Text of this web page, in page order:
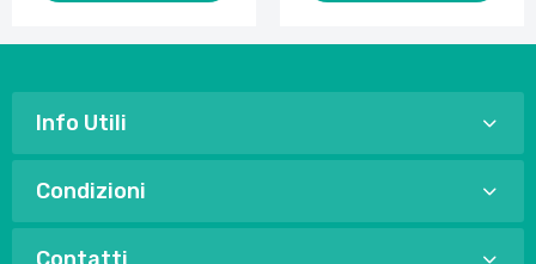
Info Utili
Condizioni